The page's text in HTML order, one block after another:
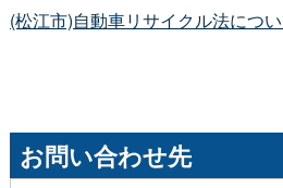
(松江市)自動車リサイクル法につ
お問い合わせ先